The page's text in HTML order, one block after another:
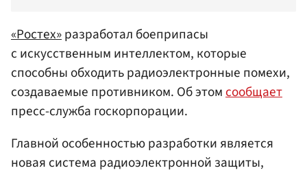
«Ростех»разработал боеприпасы
с искусственным интеллектом, которые
способны обходить радиоэлектронные помехи,
создаваемые противником. Об этомсообщает
пресс-служба госкорпорации.
Главной особенностью разработки является
новая система радиоэлектронной защиты,